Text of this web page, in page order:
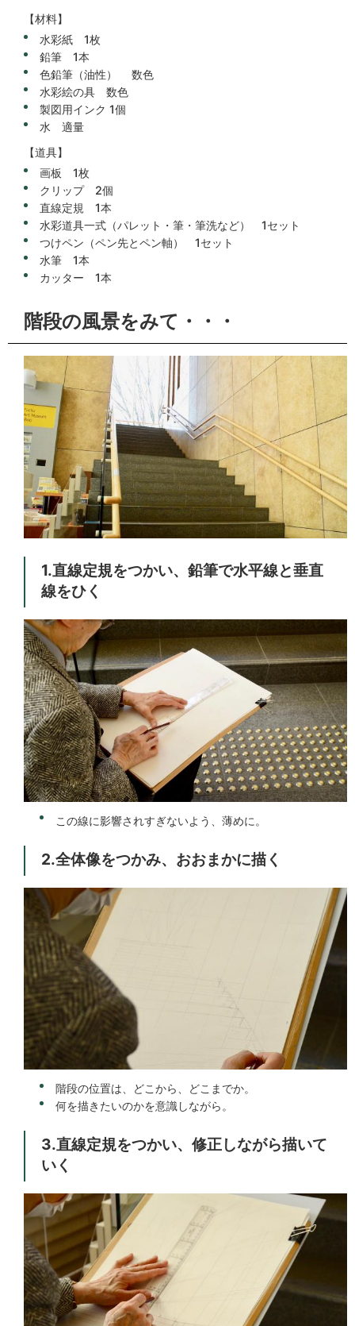
【材料】
水彩紙 1枚
鉛筆 1本
色鉛筆（油性） 数色
水彩絵の具 数色
製図用インク 1個
水 適量
【道具】
画板 1枚
クリップ 2個
直線定規 1本
水彩道具一式（パレット・筆・筆洗など） 1セット
つけペン（ペン先とペン軸） 1セット
水筆 1本
カッター 1本
階段の風景をみて・・・
1.直線定規をつかい、鉛筆で水平線と垂直
線をひく
この線に影響されすぎないよう、薄めに。
2.全体像をつかみ、おおまかに描く
階段の位置は、どこから、どこまでか。
何を描きたいのかを意識しながら。
3.直線定規をつかい、修正しながら描いて
いく